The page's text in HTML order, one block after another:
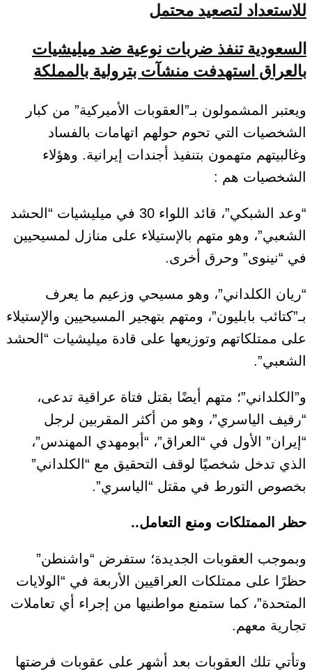
للاستعداد لتصعيد محتمل
السعودية تنفذ ضربات نوعية ضد ميليشيات
بالعراق استهدفت منشآت بترولية بالمملكة
ويعتبر المشمولون بـ”العقوبات الأميركية” من كبار
الشخصيات التي تحوم حولهم اتهامات بالفساد
وغالبيتهم متهمون بتنفيذ أجندات إيرانية. وهؤلاء
الشخصيات هم :
“وعد الشبكي”، قائد اللواء 30 في ميليشيات “الحشد
الشعبي”، وهو متهم بالإستيلاء على منازل لمسيحيين
في “نينوى” وحرق أخرى.
“ريان الكلداني”، وهو مسيحي وزعيم ما يعرف
بـ”كتائب بابليون”، ومتهم بتهجير المسيحيين والإستيلاء
على ممتلكاتهم وتوزيعها على قادة ميليشيات “الحشد
الشعبي”.
و”الكلداني”؛ متهم أيضًا بقتل فتاة عراقية تدعى،
“رفيف الياسري”، وهو من أكثر المقربين لرجل
“إيران” الأول في “العراق”، “أبومهدي المهندس”،
الذي تدخل شخصيًا لوقف التحقيق مع “الكلداني”
بخصوص التورط في مقتل “الياسري”.
حظر الممتلكات ومنع التعامل..
وبموجب العقوبات الجديدة؛ ستفرض “واشنطن”
حظرًا على ممتلكات العراقيين الأربعة في “الولايات
المتحدة”، كما ستمنع مواطنيها من إجراء أي تعاملات
تجارية معهم.
وتأتي تلك العقوبات بعد أشهر على عقوبات فرضتها